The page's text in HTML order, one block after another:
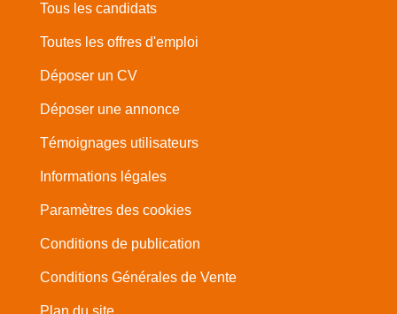
Tous les candidats
Toutes les offres d'emploi
Déposer un CV
Déposer une annonce
Témoignages utilisateurs
Informations légales
Paramètres des cookies
Conditions de publication
Conditions Générales de Vente